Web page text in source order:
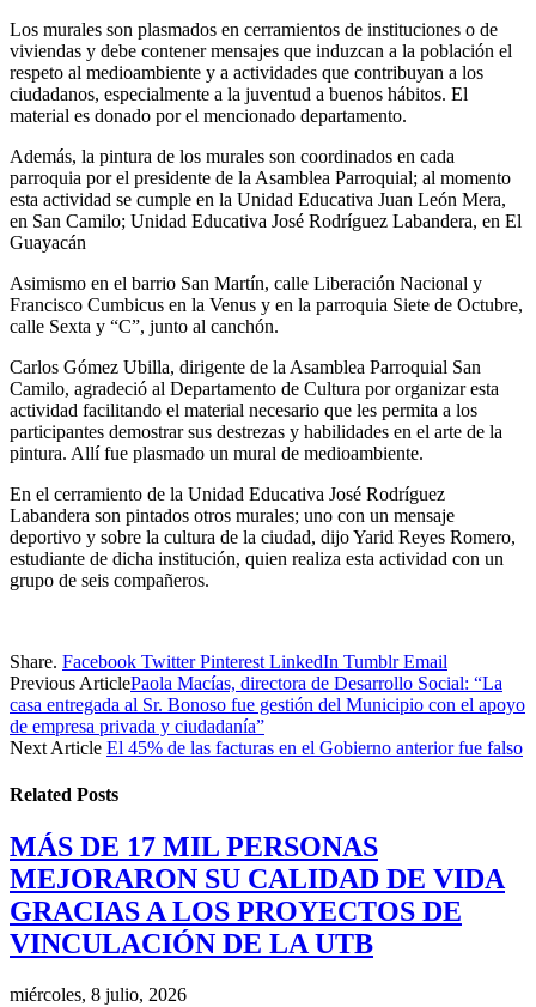
Los murales son plasmados en cerramientos de instituciones o de
viviendas y debe contener mensajes que induzcan a la población el
respeto al medioambiente y a actividades que contribuyan a los
ciudadanos, especialmente a la juventud a buenos hábitos. El
material es donado por el mencionado departamento.
Además, la pintura de los murales son coordinados en cada
parroquia por el presidente de la Asamblea Parroquial; al momento
esta actividad se cumple en la Unidad Educativa Juan León Mera,
en San Camilo; Unidad Educativa José Rodríguez Labandera, en El
Guayacán
Asimismo en el barrio San Martín, calle Liberación Nacional y
Francisco Cumbicus en la Venus y en la parroquia Siete de Octubre,
calle Sexta y “C”, junto al canchón.
Carlos Gómez Ubilla, dirigente de la Asamblea Parroquial San
Camilo, agradeció al Departamento de Cultura por organizar esta
actividad facilitando el material necesario que les permita a los
participantes demostrar sus destrezas y habilidades en el arte de la
pintura. Allí fue plasmado un mural de medioambiente.
En el cerramiento de la Unidad Educativa José Rodríguez
Labandera son pintados otros murales; uno con un mensaje
deportivo y sobre la cultura de la ciudad, dijo Yarid Reyes Romero,
estudiante de dicha institución, quien realiza esta actividad con un
grupo de seis compañeros.
Share. Facebook Twitter Pinterest LinkedIn Tumblr Email
Previous ArticlePaola Macías, directora de Desarrollo Social: “La
casa entregada al Sr. Bonoso fue gestión del Municipio con el apoyo
de empresa privada y ciudadanía”
Next Article El 45% de las facturas en el Gobierno anterior fue falso
Related Posts
MÁS DE 17 MIL PERSONAS
MEJORARON SU CALIDAD DE VIDA
GRACIAS A LOS PROYECTOS DE
VINCULACIÓN DE LA UTB
miércoles, 8 julio, 2026